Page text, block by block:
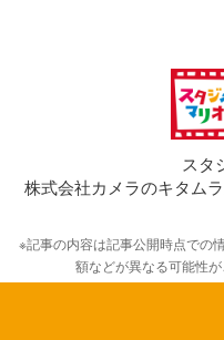
スタ
株式会社カメラのキタム
※記事の内容は記事公開時点での
額などが異なる可能性